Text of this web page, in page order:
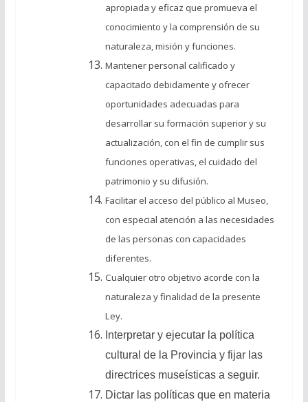
apropiada y eficaz que promueva el
conocimiento y la comprensión de su
naturaleza, misión y funciones.
Mantener personal calificado y
capacitado debidamente y ofrecer
oportunidades adecuadas para
desarrollar su formación superior y su
actualización, con el fin de cumplir sus
funciones operativas, el cuidado del
patrimonio y su difusión.
Facilitar el acceso del público al Museo,
con especial atención a las necesidades
de las personas con capacidades
diferentes.
Cualquier otro objetivo acorde con la
naturaleza y finalidad de la presente
Ley.
Interpretar y ejecutar la política
cultural de la Provincia y fijar las
directrices museísticas a seguir.
Dictar las políticas que en materia